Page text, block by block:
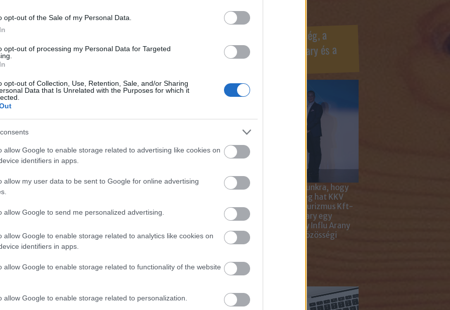
opt-out of the Sale of my Personal Data.
opt-out of processing my Personal Data for Targeted
opt-out of Collection, Use, Retention, Sale, and/or Sharing
Data that Is Unrelated with the Purposes for which it
allow Google to enable storage related to advertising like cookies on
identifiers in apps.
allow my user data to be sent to Google for online advertising
allow Google to send me personalized advertising.
allow Google to enable storage related to analytics like cookies on
identifiers in apps.
allow Google to enable storage related to functionality of the website
allow Google to enable storage related to personalization.
Magyar Marketing Szövetség, a
KREATÍV, az Internet Hungary és a
Nagy megtiszteltetés számunkra, hogy
Magyar Marketing Szövetség hat KKV
Marketing Gyémánt Díjjal, Turizmus Kft-
től 5 díjjal, az Internet Hungary egy
fődíjjal, a KREATÍV pedig egy Influ Arany
díjjal tüntette ki cégünket közösségi
média kampányaiért.
Így használd cikkeinket...